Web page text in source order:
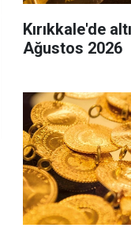
Kırıkkale'de
Ağustos 2026